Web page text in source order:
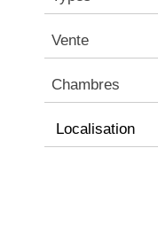
Vente
Chambres
Localisation